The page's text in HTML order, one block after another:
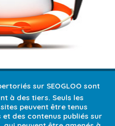
sur SEOGLOO sont
à des tiers. Seuls les
peuvent être tenus
des contenus publiés sur